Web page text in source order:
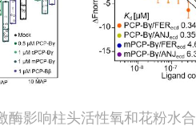
影响柱头活性氧和花粉水合